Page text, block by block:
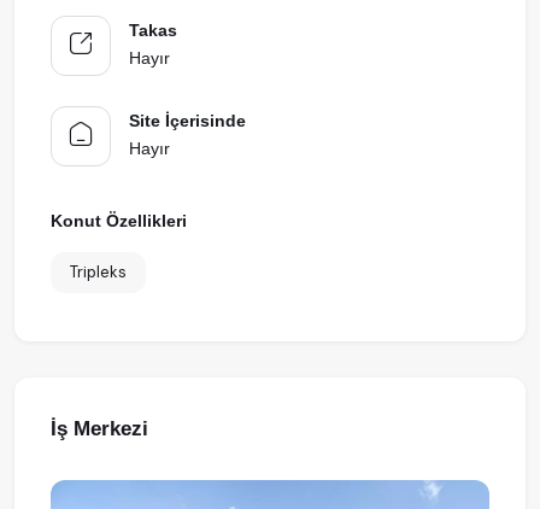
Takas
Hayır
Site İçerisinde
Hayır
Konut Özellikleri
Tripleks
İş Merkezi